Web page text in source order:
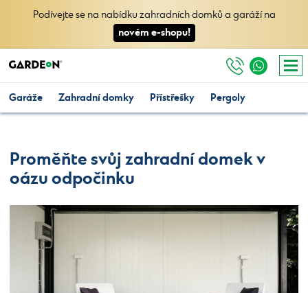
Podívejte se na nabídku zahradních domků a garáží na
novém e-shopu!
Garáže Zahradní domky Přístřešky Pergoly
Proměňte svůj zahradní domek v
oázu odpočinku